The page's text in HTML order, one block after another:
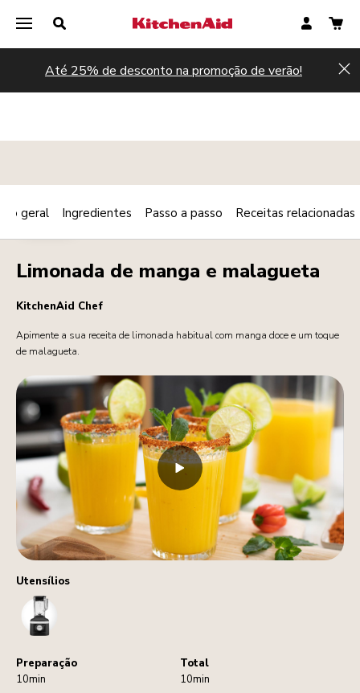
Até 25% de desconto na promoção de verão!
Utensílios
Blender
Preparação
10min
Total
10min
BEBIDAS Print
Limonada de manga e malagueta
KitchenAid Chef
Apimente a sua receita de limonada habitual com manga doce e um toque
de malagueta.
geral Ingredientes Passo a passo Receitas relacionadas